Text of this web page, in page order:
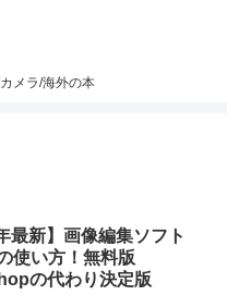
メラ/海外の本
最新】画像編集ソフト
使い方！無料版
の代わり決定版